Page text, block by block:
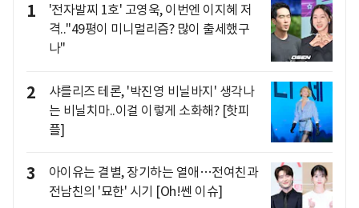
1
'전자발찌 1호' 고영욱, 이번엔 이지혜 저
격.."49평이 미니멀리즘? 많이 출세했구
나"
2
샤를리즈 테론, '박진영 비닐바지' 생각나
는 비닐치마..이걸 이렇게 소화해? [핫피
플]
3
아이유는 결별, 장기하는 열애…전여친과
전남친의 '묘한' 시기 [Oh!쎈 이슈]